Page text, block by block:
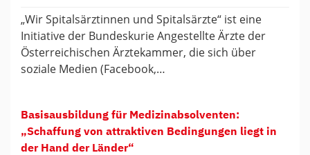
„Wir Spitalsärztinnen und Spitalsärzte“ ist eine
Initiative der Bundeskurie Angestellte Ärzte der
Österreichischen Ärztekammer, die sich über
soziale Medien (Facebook,…
Basisausbildung für Medizinabsolventen:
„Schaffung von attraktiven Bedingungen liegt in
der Hand der Länder“